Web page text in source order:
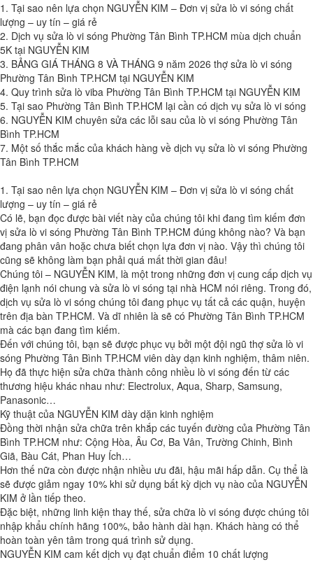
1. Tại sao nên lựa chọn NGUYỄN KIM – Đơn vị sửa lò vi sóng chất
lượng – uy tín – giá rẻ
2. Dịch vụ sửa lò vi sóng Phường Tân Bình TP.HCM mùa dịch chuẩn
5K tại NGUYỄN KIM
3. BẢNG GIÁ THÁNG 8 VÀ THÁNG 9 năm 2026 thợ sửa lò vi sóng
Phường Tân Bình TP.HCM tại NGUYỄN KIM
4. Quy trình sửa lò viba Phường Tân Bình TP.HCM tại NGUYỄN KIM
5. Tại sao Phường Tân Bình TP.HCM lại cần có dịch vụ sửa lò vi sóng
6. NGUYỄN KIM chuyên sửa các lỗi sau của lò vi sóng Phường Tân
Bình TP.HCM
7. Một số thắc mắc của khách hàng về dịch vụ sửa lò vi sóng Phường
Tân Bình TP.HCM
1. Tại sao nên lựa chọn NGUYỄN KIM – Đơn vị sửa lò vi sóng chất
lượng – uy tín – giá rẻ
Có lẽ, bạn đọc được bài viết này của chúng tôi khi đang tìm kiếm đơn
vị sửa lò vi sóng Phường Tân Bình TP.HCM đúng không nào? Và bạn
đang phân vân hoặc chưa biết chọn lựa đơn vị nào. Vậy thì chúng tôi
cũng sẽ không làm bạn phải quá mất thời gian đâu!
Chúng tôi – NGUYỄN KIM, là một trong những đơn vị cung cấp dịch vụ
điện lạnh nói chung và sửa lò vi sóng tại nhà HCM nói riêng. Trong đó,
dịch vụ sửa lò vi sóng chúng tôi đang phục vụ tất cả các quận, huyện
trên địa bàn TP.HCM. Và dĩ nhiên là sẽ có Phường Tân Bình TP.HCM
mà các bạn đang tìm kiếm.
Đến với chúng tôi, bạn sẽ được phục vụ bởi một đội ngũ thợ sửa lò vi
sóng Phường Tân Bình TP.HCM viên dày dạn kinh nghiệm, thâm niên.
Họ đã thực hiện sửa chữa thành công nhiều lò vi sóng đến từ các
thương hiệu khác nhau như: Electrolux, Aqua, Sharp, Samsung,
Panasonic…
Kỹ thuật của NGUYỄN KIM dày dặn kinh nghiệm
Đồng thời nhận sửa chữa trên khắp các tuyến đường của Phường Tân
Bình TP.HCM như: Cộng Hòa, Âu Cơ, Ba Vân, Trường Chinh, Bình
Giã, Bàu Cát, Phan Huy Ích…
Hơn thế nữa còn được nhận nhiều ưu đãi, hậu mãi hấp dẫn. Cụ thể là
sẽ được giảm ngay 10% khi sử dụng bất kỳ dịch vụ nào của NGUYỄN
KIM ở lần tiếp theo.
Đặc biệt, những linh kiện thay thế, sửa chữa lò vi sóng được chúng tôi
nhập khẩu chính hãng 100%, bảo hành dài hạn. Khách hàng có thể
hoàn toàn yên tâm trong quá trình sử dụng.
NGUYỄN KIM cam kết dịch vụ đạt chuẩn điểm 10 chất lượng